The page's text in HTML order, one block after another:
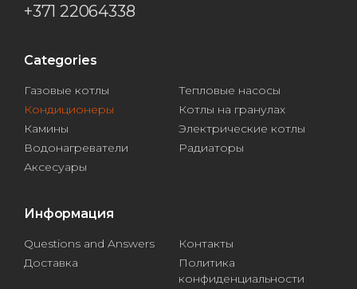
+371 22064338
Categories
Газовые котлы
Тепловые насосы
Кондиционеры
Котлы на гранулах
Камины
Электрические котлы
Водонагреватели
Радиаторы
Аксесуары
Информация
Questions and Answers
Контакты
Доставка
Политика
конфиденциальности